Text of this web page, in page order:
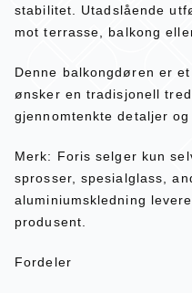
stabilitet. Utadslående
mot terrasse, balkong
Denne balkongdøren er
ønsker en tradisjonell
gjennomtenkte detaljer
Merk: Foris selger kun
sprosser, spesialglass,
aluminiumskledning
produsent.
Fordeler